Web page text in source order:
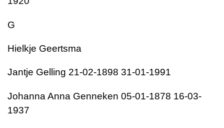
G
Hielkje Geertsma
Jantje Gelling 21-02-1898 31-01-1991
Johanna Anna Genneken 05-01-1878 16-03-
1937